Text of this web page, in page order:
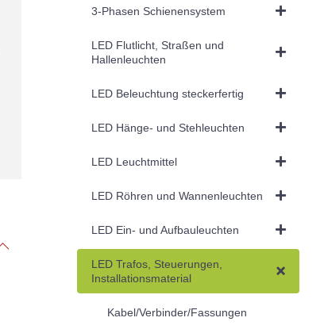
3-Phasen Schienensystem
LED Flutlicht, Straßen und
Hallenleuchten
LED Beleuchtung steckerfertig
LED Hänge- und Stehleuchten
LED Leuchtmittel
LED Röhren und Wannenleuchten
LED Ein- und Aufbauleuchten
LED Trafos, Steuerungen,
Installationsmaterial
Kabel/Verbinder/Fassungen